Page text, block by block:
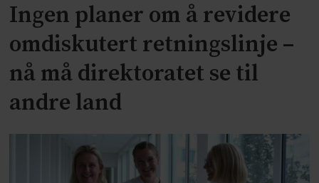
Ingen planer om å revidere
omdiskutert retningslinje –
nå må direktoratet se til
andre land